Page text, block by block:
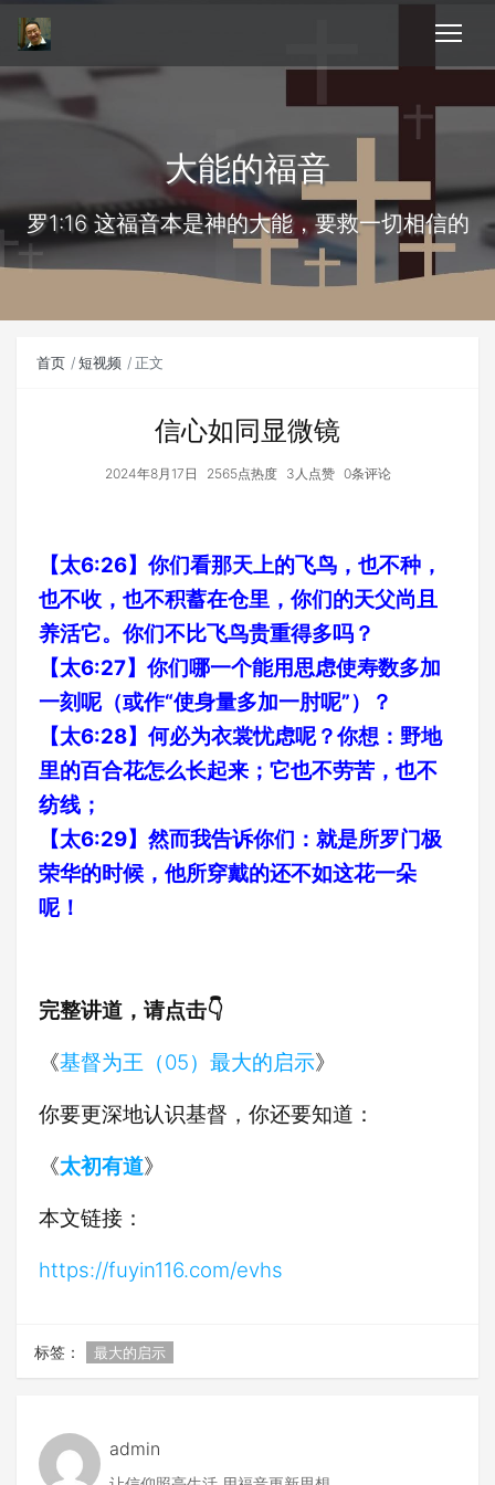
大能的福音
罗1:16 这福音本是神的大能，要救一切相信的
首页 短视频 正文
信心如同显微镜
2024年8月17日 2565点热度 3人点赞 0条评论
【太6:26】你们看那天上的飞鸟，也不种，
也不收，也不积蓄在仓里，你们的天父尚且
养活它。你们不比飞鸟贵重得多吗？
【太6:27】你们哪一个能用思虑使寿数多加
一刻呢（或作“使身量多加一肘呢”）？
【太6:28】何必为衣裳忧虑呢？你想：野地
里的百合花怎么长起来；它也不劳苦，也不
纺线；
【太6:29】然而我告诉你们：就是所罗门极
荣华的时候，他所穿戴的还不如这花一朵
呢！
完整讲道，请点击👇
《基督为王（05）最大的启示》
你要更深地认识基督，你还要知道：
《太初有道》
本文链接：
https://fuyin116.com/evhs
标签： 最大的启示
admin